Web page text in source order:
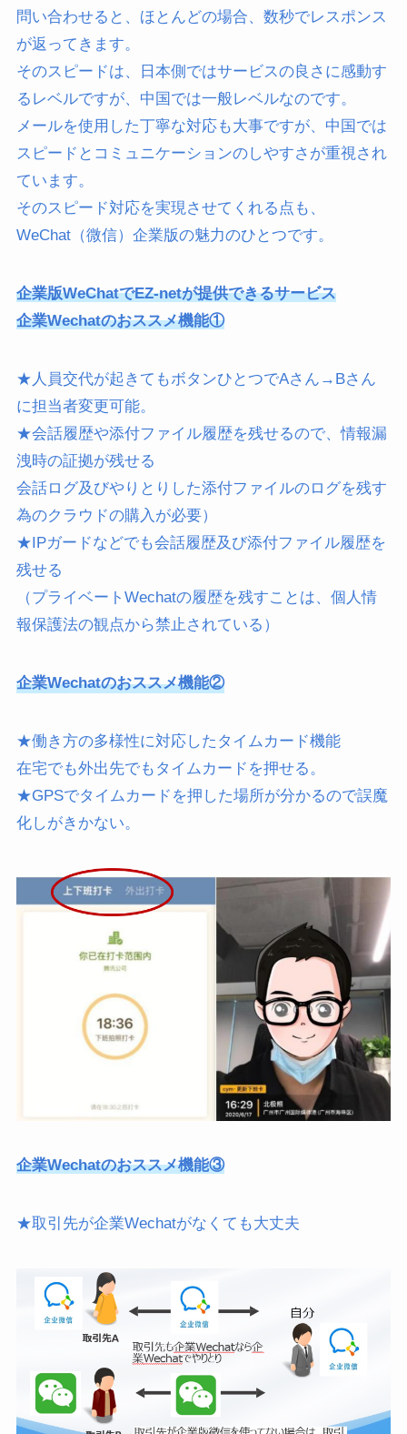
問い合わせると、ほとんどの場合、数秒でレスポンス
が返ってきます。
そのスピードは、日本側ではサービスの良さに感動す
るレベルですが、中国では一般レベルなのです。
メールを使用した丁寧な対応も大事ですが、中国では
スピードとコミュニケーションのしやすさが重視され
ています。
そのスピード対応を実現させてくれる点も、
WeChat（微信）企業版の魅力のひとつです。
企業版WeChatでEZ-netが提供できるサービス
企業Wechatのおススメ機能①
★人員交代が起きてもボタンひとつでAさん→Bさん
に担当者変更可能。
★会話履歴や添付ファイル履歴を残せるので、情報漏
洩時の証拠が残せる
会話ログ及びやりとりした添付ファイルのログを残す
為のクラウドの購入が必要）
★IPガードなどでも会話履歴及び添付ファイル履歴を
残せる
（プライベートWechatの履歴を残すことは、個人情
報保護法の観点から禁止されている）
企業Wechatのおススメ機能②
★働き方の多様性に対応したタイムカード機能
在宅でも外出先でもタイムカードを押せる。
★GPSでタイムカードを押した場所が分かるので誤魔
化しがきかない。
企業Wechatのおススメ機能③
★取引先が企業Wechatがなくても大丈夫